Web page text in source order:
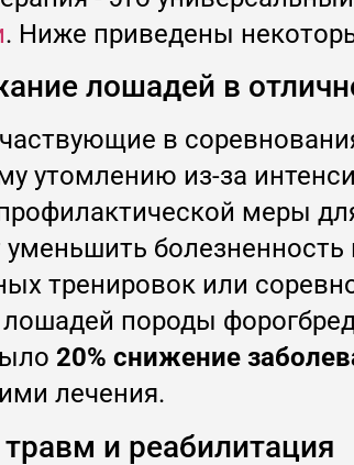
. Ниже приведены
лошадей в
в
утомлению из-за
меры
тренировок или
породы
20% снижение
лечения.
и реабилитация